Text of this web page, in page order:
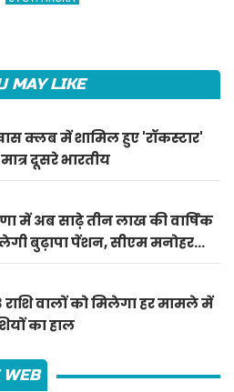
MAY LIKE
क्लब में शामिल हुए 'रॉकस्टार'
दूसरे भारतीय
में अब साढ़े तीन लाख की वार्षिक
बुढ़ापा पेंशन, सीएम मनोहर
वालों को मिलेगा हर मामले में
का हाल
WEB